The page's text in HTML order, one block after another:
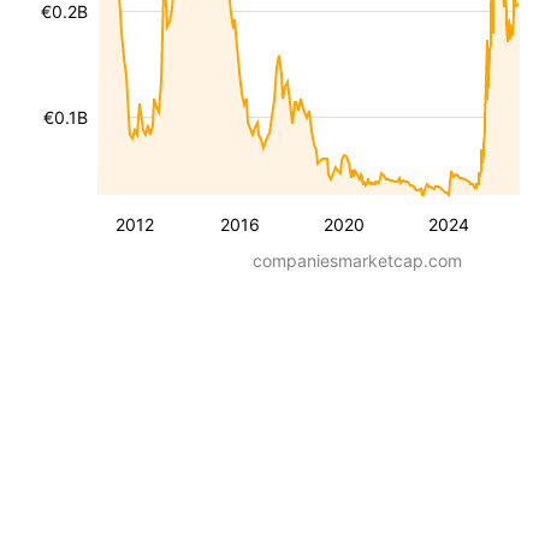
2012 2016 2020 2024
€0.1B
€0.2B
companiesmarketcap.com